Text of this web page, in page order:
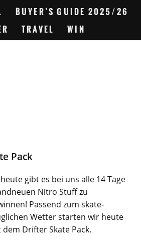
BUYER’S GUIDE 2025/26
TRAVEL WIN
Pack
gibt es bei uns alle 14 Tage
Nitro Stuff zu
Passend zum skate-
Wetter starten wir heute
dem Drifter Skate Pack.